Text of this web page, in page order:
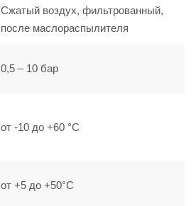
Сжатый воздух, фильтрованный,
после маслораспылителя
0,5 – 10 бар
от -10 до +60 °C
от +5 до +50°C